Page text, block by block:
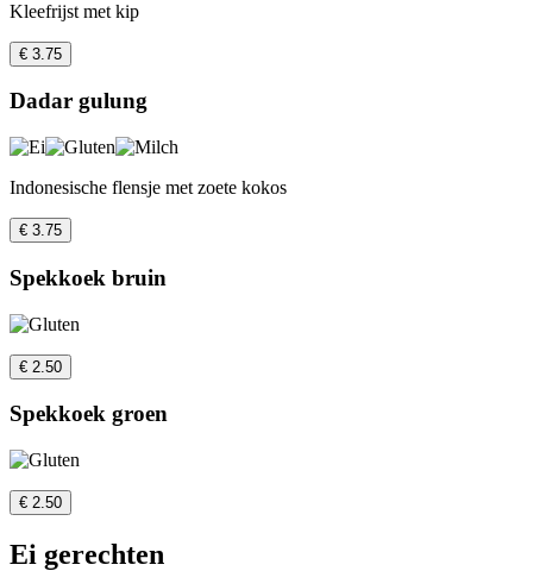
Kleefrijst met kip
€ 3.75
Dadar gulung
Indonesische flensje met zoete kokos
€ 3.75
Spekkoek bruin
€ 2.50
Spekkoek groen
€ 2.50
Ei gerechten